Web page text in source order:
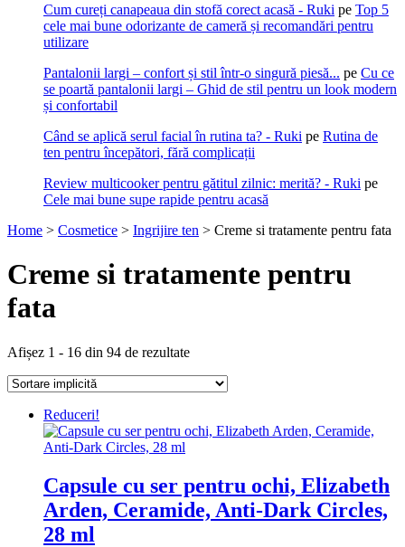
Cum cureți canapeaua din stofă corect acasă - Ruki pe Top 5
cele mai bune odorizante de cameră și recomandări pentru
utilizare
Pantalonii largi – confort și stil într-o singură piesă... pe Cu ce
se poartă pantalonii largi – Ghid de stil pentru un look modern
și confortabil
Când se aplică serul facial în rutina ta? - Ruki pe Rutina de
ten pentru începători, fără complicații
Review multicooker pentru gătitul zilnic: merită? - Ruki pe
Cele mai bune supe rapide pentru acasă
Home > Cosmetice > Ingrijire ten > Creme si tratamente pentru fata
Creme si tratamente pentru
fata
Afișez 1 - 16 din 94 de rezultate
Reduceri!
Capsule cu ser pentru ochi, Elizabeth
Arden, Ceramide, Anti-Dark Circles,
28 ml